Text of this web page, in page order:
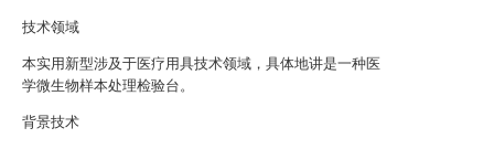
技术领域
本实用新型涉及于医疗用具技术领域，具体地讲是一种医
学微生物样本处理检验台。
背景技术